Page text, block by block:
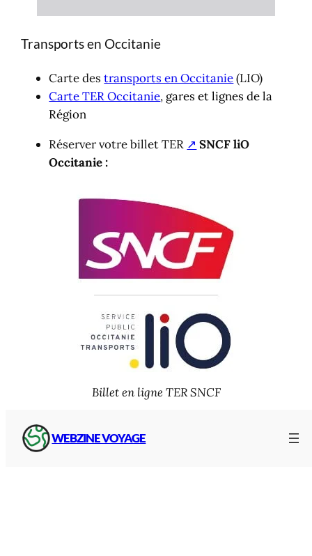
WEBZINE VOYAGE
Transports en Occitanie
Carte destransports en Occitanie(LIO)
Carte TER Occitanie, gares et lignes de la
Région
Réserver votre billet TER ↗ SNCF liO
Occitanie :
Billet en ligne TER SNCF
Webzine+